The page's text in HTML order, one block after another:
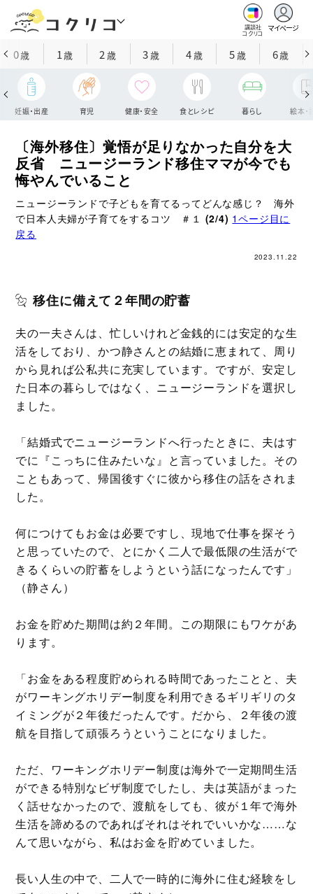
講談社
コクリコ
マイページ
0歳 1歳 2 歳 3歳 4歳 5歳 6歳
妊娠・出産 育児 健康・安全 食とレシピ 暮らし 絵本・
〔海外移住〕覚悟が足りなかった自分を大
反省 ニュージーランド移住ママが今でも
悔やんでいること
ニュージーランドで子どもを育てるってどんな感じ？ 海外
で日本人夫婦が子育てをするコツ ＃１ (2/4) 1ページ目に
戻る
2023.11.22
移住に備えて２年間の貯蓄
夫の一夫さんは、忙しいけれど金銭的には安定的な生
活をしており、かつ静さんとの結婚に恵まれて、周り
から見れば公私共に充実しています。ですが、安定し
た日本の暮らしではなく、ニュージーランドを選択し
ました。
「結婚式でニュージーランドへ行ったときに、夫はす
でに『こっちに住みたいな』と言っていました。その
こともあって、帰国後すぐに彼から移住の話をされま
した。
何につけてもお金は必要ですし、現地で仕事を探そう
と思っていたので、とにかく二人で最低限の生活がで
きるくらいの貯蓄をしようという話になったんです」
（静さん）
お金を貯めた期間は約２年間。この期限にもワケがあ
ります。
「お金をある程度貯められる時間であったことと、夫
がワーキングホリデー制度を利用できるギリギリのタ
イミングが２年後だったんです。だから、２年後の渡
航を目指して頑張ろうということになりました。
ただ、ワーキングホリデー制度は海外で一定期間生活
ができる特別なビザ制度でしたし、夫は英語がまった
く話せなかったので、渡航をしても、彼が１年で海外
生活を諦めるのであればそれはそれでいいかな……な
んて思いながら、私はお金を貯めていました。
長い人生の中で、二人で一時的に海外に住む経験をし